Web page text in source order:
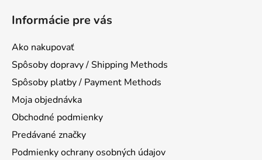
Informácie pre vás
Ako nakupovať
Spôsoby dopravy / Shipping Methods
Spôsoby platby / Payment Methods
Moja objednávka
Obchodné podmienky
Predávané značky
Podmienky ochrany osobných údajov